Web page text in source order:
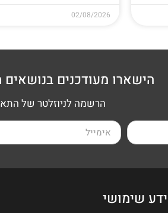
02/08/2026
הישארו מעודכנים
הרשמה לניוזלטר של
שימושי